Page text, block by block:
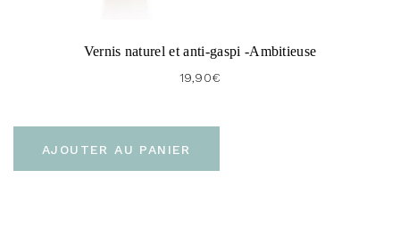
Vernis naturel et anti-gaspi -Ambitieuse
19,90€
AJOUTER AU PANIER